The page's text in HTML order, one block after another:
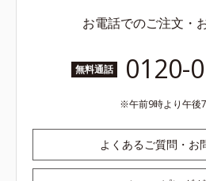
お電話でのご注文・
無料通話 0120-
午前9時より午後
よくあるご質問・お